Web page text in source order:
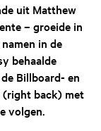
uit Matthew
– groeide in
in de
behaalde
Billboard- en
(right back) met
volgen.